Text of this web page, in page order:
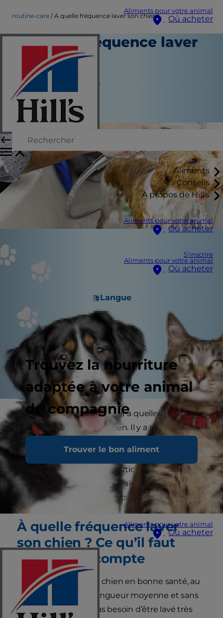
Aliments pour votre animal
Où acheter
Aliments
Conseils
À propos de Hill's
Aliments pour votre animal
Où acheter
S'inscrire
Aliments pour votre animal
Où acheter
Langue
Trouvez la nourriture
adaptée à votre animal
de compagnie
Trouver le bon aliment
Aliments pour votre animal
Où acheter
routine-care À quelle fréquence laver son chien?
À quelle fréquence laver
son chien?
Soins du quotidien
Jean Marie Bauhaus
|
Juillet 24, 2024
Il peut être difficile de savoir à quelle fréquence
vous devez laver votre chien. Il y a tant de types
de chiens, de modes de vie et de besoins en
matière de santé différents, qu’il n’existe pas de
réponse unique. Lisez cet article pour découvrir
des conseils utiles qui vous aideront à savoir
quand et comment laver votre chien.
À quelle fréquence laver
son chien ? Ce qu’il faut
prendre en compte
En règle générale, un chien en bonne santé, au
pelage court ou de longueur moyenne et sans
trouble cutané, n’a pas besoin d’être lavé très